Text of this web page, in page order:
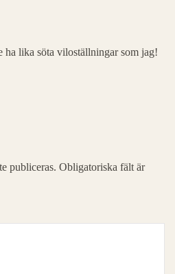
ha lika söta viloställningar som jag!
publiceras. Obligatoriska fält är